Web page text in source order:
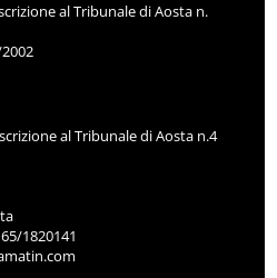
al Tribunale di Aosta n.
al Tribunale di Aosta n.4
1820141